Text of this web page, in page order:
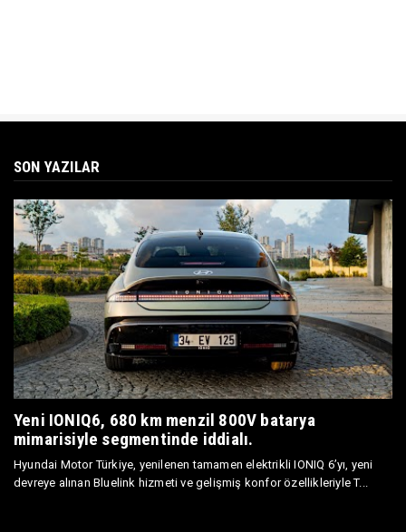
SON YAZILAR
Yeni IONIQ6, 680 km menzil 800V batarya
mimarisiyle segmentinde iddialı.
Hyundai Motor Türkiye, yenilenen tamamen elektrikli IONIQ 6’yı, yeni
devreye alınan Bluelink hizmeti ve gelişmiş konfor özellikleriyle T...